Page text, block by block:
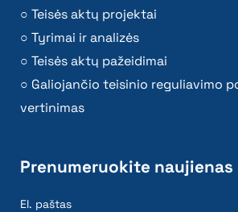
Teisės aktų projektai
Tyrimai ir analizės
Teisės aktų pažeidimai
Galiojančio teisinio reguliavimo
vertinimas
Prenumeruokite naujienas
El. paštas